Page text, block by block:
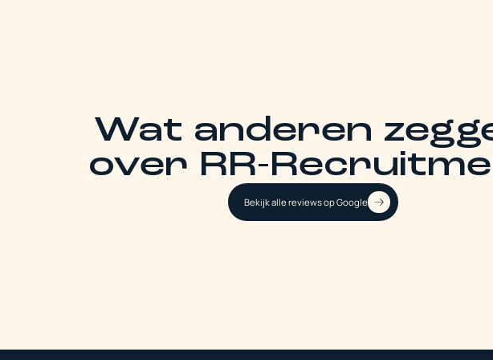
Wat anderen
over RR-
Bekijk alle reviews op Google